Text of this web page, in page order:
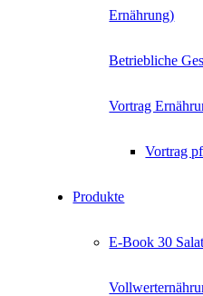
Ernährung)
Betriebliche
Vortrag
Vortrag
Produkte
E-Book 30